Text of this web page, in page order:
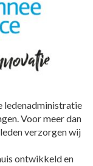
ledenadministratie
Voor meer dan
verzorgen wij
ontwikkeld en